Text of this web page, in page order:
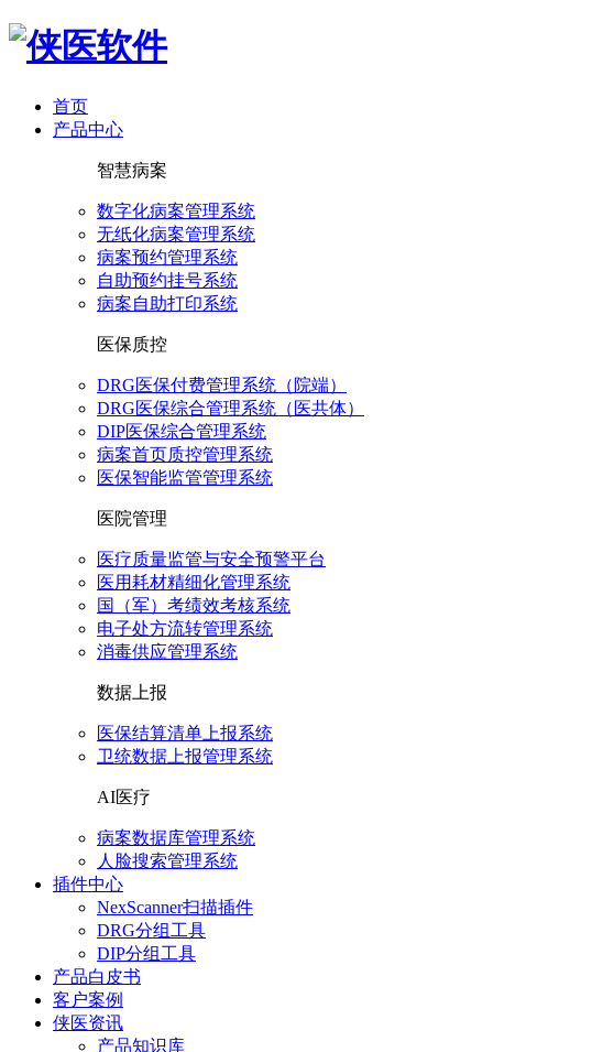
首页
产品中心
智慧病案
数字化病案管理系统
无纸化病案管理系统
病案预约管理系统
自助预约挂号系统
病案自助打印系统
医保质控
DRG医保付费管理系统（院端）
DRG医保综合管理系统（医共体）
DIP医保综合管理系统
病案首页质控管理系统
医保智能监管管理系统
医院管理
医疗质量监管与安全预警平台
医用耗材精细化管理系统
国（军）考绩效考核系统
电子处方流转管理系统
消毒供应管理系统
数据上报
医保结算清单上报系统
卫统数据上报管理系统
AI医疗
病案数据库管理系统
人脸搜索管理系统
插件中心
NexScanner扫描插件
DRG分组工具
DIP分组工具
产品白皮书
客户案例
侠医资讯
产品知识库